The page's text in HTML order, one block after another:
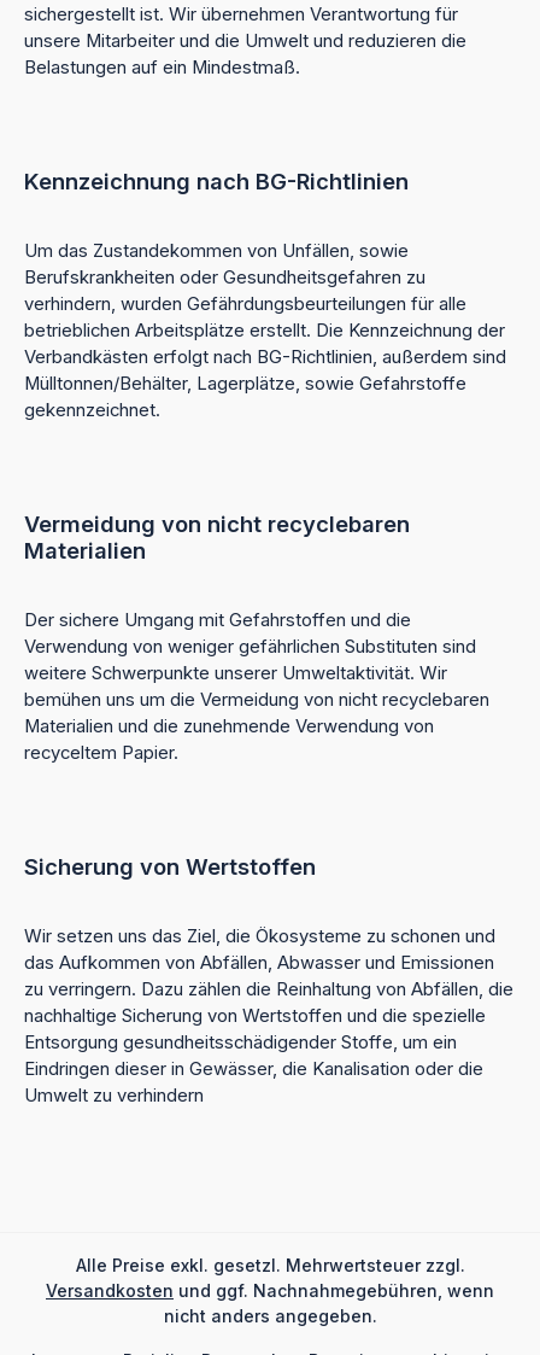
sichergestellt ist. Wir übernehmen Verantwortung für
unsere Mitarbeiter und die Umwelt und reduzieren die
Belastungen auf ein Mindestmaß.
Kennzeichnung nach BG-Richtlinien
Um das Zustandekommen von Unfällen, sowie
Berufskrankheiten oder Gesundheitsgefahren zu
verhindern, wurden Gefährdungsbeurteilungen für alle
betrieblichen Arbeitsplätze erstellt. Die Kennzeichnung der
Verbandkästen erfolgt nach BG-Richtlinien, außerdem sind
Mülltonnen/Behälter, Lagerplätze, sowie Gefahrstoffe
gekennzeichnet.
Vermeidung von nicht recyclebaren
Materialien
Der sichere Umgang mit Gefahrstoffen und die
Verwendung von weniger gefährlichen Substituten sind
weitere Schwerpunkte unserer Umweltaktivität. Wir
bemühen uns um die Vermeidung von nicht recyclebaren
Materialien und die zunehmende Verwendung von
recyceltem Papier.
Sicherung von Wertstoffen
Wir setzen uns das Ziel, die Ökosysteme zu schonen und
das Aufkommen von Abfällen, Abwasser und Emissionen
zu verringern. Dazu zählen die Reinhaltung von Abfällen, die
nachhaltige Sicherung von Wertstoffen und die spezielle
Entsorgung gesundheitsschädigender Stoffe, um ein
Eindringen dieser in Gewässer, die Kanalisation oder die
Umwelt zu verhindern
Alle Preise exkl. gesetzl. Mehrwertsteuer zzgl.
Versandkosten und ggf. Nachnahmegebühren, wenn
nicht anders angegeben.